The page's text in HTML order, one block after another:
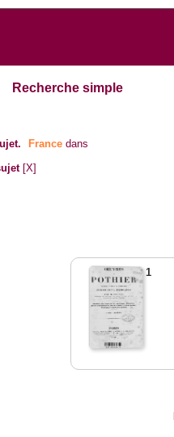
Recherche simple
France dans
[X]
1